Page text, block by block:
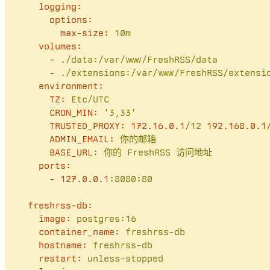
logging:
options:
max-size:
10m
volumes:
-
./data:/var/www/FreshRSS/data
-
./extensions:/var/www/FreshRSS/
environment:
TZ:
Etc/UTC
CRON_MIN:
'3,33'
TRUSTED_PROXY:
172.16 .0 .1/12 192.168 .0 .1
ADMIN_EMAIL:
你的邮箱
BASE_URL:
你的 FreshRSS 访问地址
ports:
- 127.0 .0 .1 :8080:80
freshrss-db:
image:
postgres:16
container_name:
freshrss-db
hostname:
freshrss-db
restart:
unless-stopped